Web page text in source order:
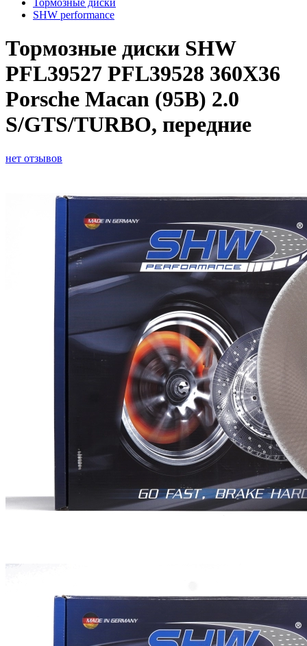
Тормозные диски
SHW performance
Тормозные диски SHW
PFL39527 PFL39528 360X36
Porsche Macan (95B) 2.0
S/GTS/TURBO, передние
нет отзывов